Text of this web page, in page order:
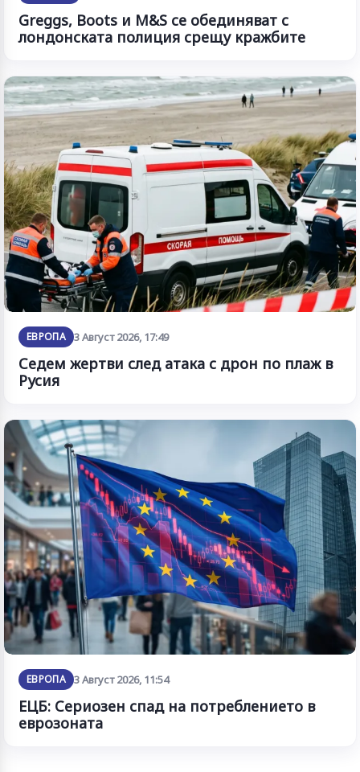
Greggs, Boots и M&S се обединяват с
лондонската полиция срещу кражбите
ЕВРОПА 3 Август 2026, 17:49
Седем жертви след атака с дрон по плаж в
Русия
ЕВРОПА 3 Август 2026, 11:54
ЕЦБ: Сериозен спад на потреблението в
еврозоната